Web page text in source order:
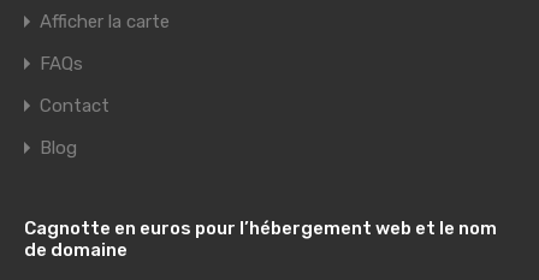
Afficher la carte
FAQs
Contact
Blog
Cagnotte en euros pour l’hébergement web et le nom
de domaine